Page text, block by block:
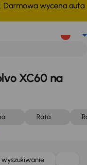
Darmowa wycena auta
XC60 na
Rata
wyszukiwanie